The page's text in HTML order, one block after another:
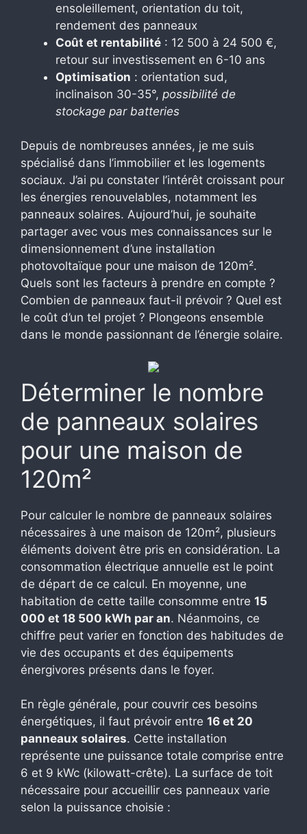
ensoleillement, orientation du toit,
rendement des panneaux
Coût et rentabilité : 12 500 à 24 500 €,
retour sur investissement en 6-10 ans
Optimisation : orientation sud,
inclinaison 30-35°, possibilité de
stockage par batteries
Depuis de nombreuses années, je me suis
spécialisé dans l’immobilier et les logements
sociaux. J’ai pu constater l’intérêt croissant pour
les énergies renouvelables, notamment les
panneaux solaires. Aujourd’hui, je souhaite
partager avec vous mes connaissances sur le
dimensionnement d’une installation
photovoltaïque pour une maison de 120m².
Quels sont les facteurs à prendre en compte ?
Combien de panneaux faut-il prévoir ? Quel est
le coût d’un tel projet ? Plongeons ensemble
dans le monde passionnant de l’énergie solaire.
Déterminer le nombre
de panneaux solaires
pour une maison de
120m²
Pour calculer le nombre de panneaux solaires
nécessaires à une maison de 120m², plusieurs
éléments doivent être pris en considération. La
consommation électrique annuelle est le point
de départ de ce calcul. En moyenne, une
habitation de cette taille consomme entre 15
000 et 18 500 kWh par an. Néanmoins, ce
chiffre peut varier en fonction des habitudes de
vie des occupants et des équipements
énergivores présents dans le foyer.
En règle générale, pour couvrir ces besoins
énergétiques, il faut prévoir entre 16 et 20
panneaux solaires. Cette installation
représente une puissance totale comprise entre
6 et 9 kWc (kilowatt-crête). La surface de toit
nécessaire pour accueillir ces panneaux varie
selon la puissance choisie :